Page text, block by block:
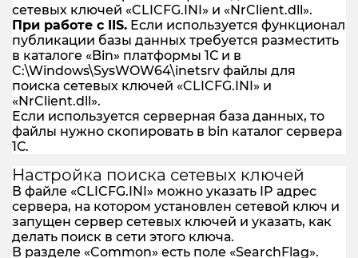
сетевых ключей «CLICFG.INI» и «NrClient.dll».
При работе с IIS. Если используется функционал
публикации базы данных требуется разместить
в каталоге «Bin» платформы 1С и в
C:\Windows\SysWOW64\inetsrv файлы для
поиска сетевых ключей «CLICFG.INI» и
«NrClient.dll».
Если используется серверная база данных, то
файлы нужно скопировать в bin каталог сервера
1С.
Настройка поиска сетевых ключей
В файле «CLICFG.INI» можно указать IP адрес
сервера, на котором установлен сетевой ключ и
запущен сервер сетевых ключей и указать, как
делать поиск в сети этого ключа.
В разделе «Common» есть поле «SearchFlag».